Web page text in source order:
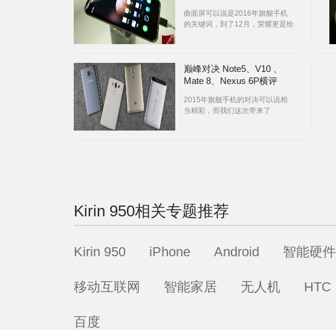
曲面屏可以说是2016年旗舰手机
的关键词，到了12月，荣耀更是给
巅峰对决 Note5、V10 、
Mate 8、Nexus 6P横评
2015年旗舰手机的对决可以说相
当精彩，而我们这次带来了
Kirin 950相关专题推荐
Kirin 950 iPhone Android 智能硬件
移动互联网 智能家居 无人机 HTC
百度